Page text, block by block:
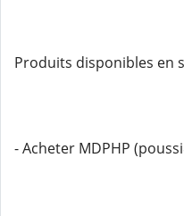
Produits disponibles en
- Acheter MDPHP